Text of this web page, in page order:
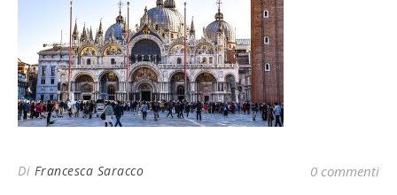
Di Francesca Saracco 0 commenti